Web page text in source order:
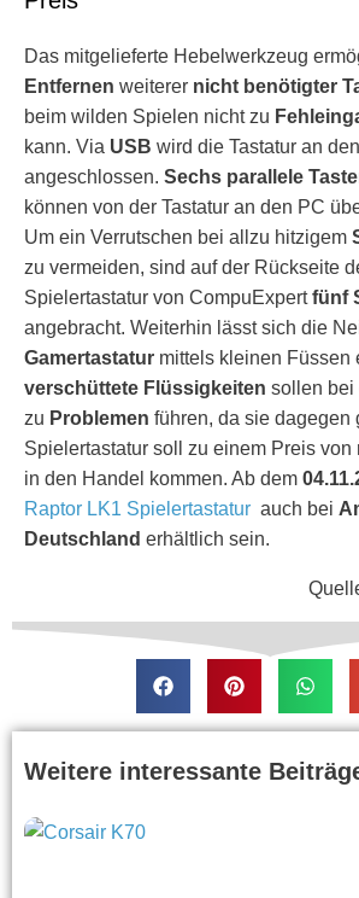
Das mitgelieferte Hebelwerkzeug
Entfernen weiterer nicht benötigter
beim wilden Spielen nicht zu
kann. Via USB wird die Tastatur an
angeschlossen. Sechs parallele
können von der Tastatur an den PC
Um ein Verrutschen bei allzu hitzigem
zu vermeiden, sind auf der Rückseite
Spielertastatur von CompuExpertfünf
angebracht. Weiterhin lässt sich die
Gamertastatur mittels kleinen Füssen
verschüttete Flüssigkeiten sollen bei
zu Problemen führen, da sie dagegen
Spielertastatur soll zu einem Preis von
in den Handel kommen. Ab dem
Raptor LK1 Spielertastatur auch bei
Deutschland erhältlich sein.
Weitere interessante